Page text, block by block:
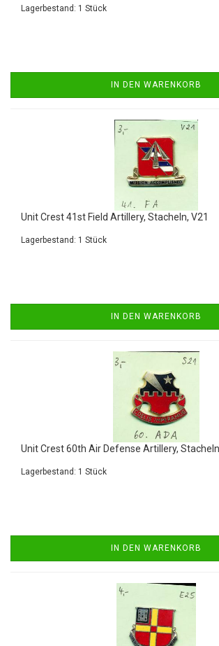
Lagerbestand: 1 Stück
IN DEN WARENKORB
Unit Crest 41st Field Artillery, Stacheln, V21
Lagerbestand: 1 Stück
IN DEN WARENKORB
Unit Crest 60th Air Defense Artillery,
Lagerbestand: 1 Stück
IN DEN WARENKORB